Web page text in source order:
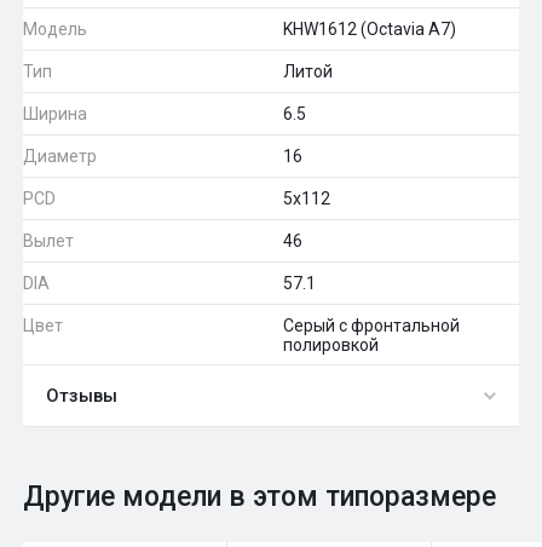
Модель KHW1612 (Octavia A7)
Тип Литой
Ширина 6.5
Диаметр 16
PCD 5x112
Вылет 46
DIA 57.1
Цвет
Серый с фронтальной
полировкой
Отзывы
Общий рейтинг 0
Другие модели в этом типоразмере